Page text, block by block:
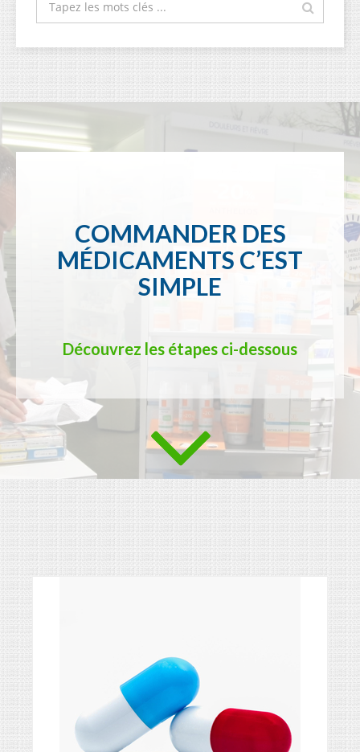
COMMANDER DES
MÉDICAMENTS C’EST
SIMPLE
Découvrez les étapes ci-dessous